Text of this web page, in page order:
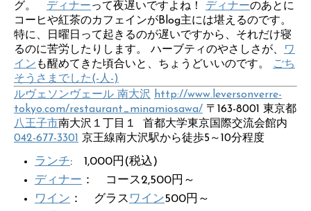
グ。 ディナーって夜遅いですよね！ ディナーのあとに
コーヒや紅茶のカフェインがBlog主には堪えるのです。
特に、日曜日って起きるのが遅いですから、それだけ寝
るのに苦労したりします。 ハーブティのやさしさが、
ワ
イン も醒めてきた頃合いと、ちょうどいいのです。
ごち
そうさまでした(-人-)
ルヴェソンヴェール 南大沢
http://www.leversonverre-
tokyo.com/restaurant_minamiosawa/ 〒163-8001 東京都
八王子市南大沢１丁目１ 首都大学東京国際交流会館内
042-677-3301 京王線南大沢駅から徒歩5～10分程度
ランチ: 1,000円(税込)
ディナー ： コース2,500円～
ワイン ： グラス ワイン500円～